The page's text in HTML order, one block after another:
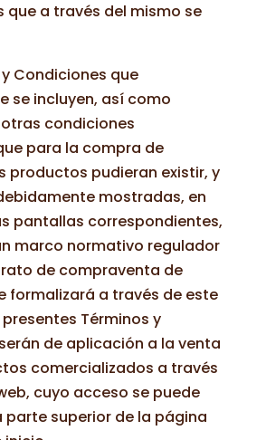
que a través del mismo se
Condiciones que
se incluyen, así como
condiciones
para la compra de
productos pudieran existir, y
mostradas, en
pantallas correspondientes,
marco normativo regulador
de compraventa de
formalizará a través de este
Términos y
de aplicación a la venta
comercializados a través
cuyo acceso se puede
parte superior de la página